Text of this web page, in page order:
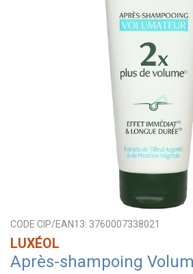
CODE CIP/EAN13: 3760007338021
LUXÉOL
Après-shampoing